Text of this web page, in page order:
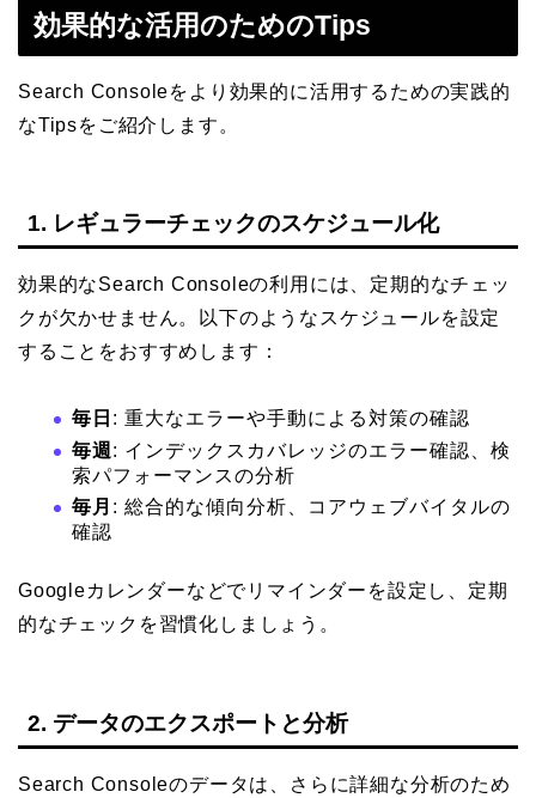
効果的な活用のためのTips
Search Consoleをより効果的に活用するための実践的
なTipsをご紹介します。
1. レギュラーチェックのスケジュール化
効果的なSearch Consoleの利用には、定期的なチェッ
クが欠かせません。以下のようなスケジュールを設定
することをおすすめします：
毎日 : 重大なエラーや手動による対策の確認
毎週: インデックスカバレッジのエラー確認、検
索パフォーマンスの分析
毎月 : 総合的な傾向分析、コアウェブバイタルの
確認
Googleカレンダーなどでリマインダーを設定し、定期
的なチェックを習慣化しましょう。
2. データのエクスポートと分析
Search Consoleのデータは、さらに詳細な分析のため